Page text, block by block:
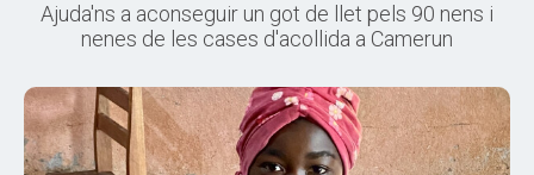
Ajuda'ns a aconseguir un got de llet pels 90 nens i
nenes de les cases d'acollida a Camerun